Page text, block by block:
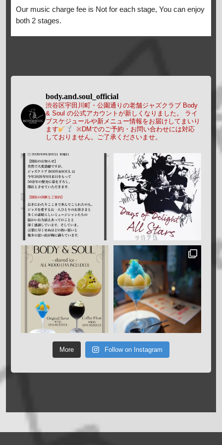
Our music charge fee is Not for each stage, You can enjoy
both 2 stages.
body.and.soul_official
渋谷区宇田川町・公園通りの老舗ジャズクラブ Body
& Soul の公式アカウントが新しくなりました。
ライ
ブスケジュールや新メニュー情報をお届けしてまいり
ます
※DMでのご予約・お問い合わせには対応
しておりません。ご了承くださいませ。
More Follow on Instagram